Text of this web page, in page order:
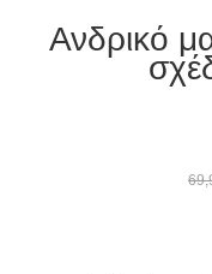
Ανδρικό